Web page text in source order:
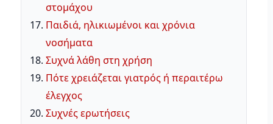
στομάχου
Παιδιά, ηλικιωμένοι και χρόνια
νοσήματα
Συχνά λάθη στη χρήση
Πότε χρειάζεται γιατρός ή περαιτέρω
έλεγχος
Συχνές ερωτήσεις